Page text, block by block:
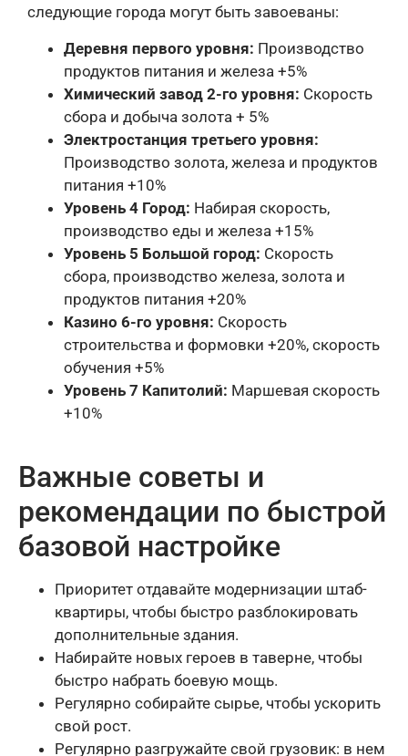
следующие города могут быть завоеваны:
Деревня первого уровня: Производство
продуктов питания и железа +5%
Химический завод 2-го уровня: Скорость
сбора и добыча золота + 5%
Электростанция третьего уровня:
Производство золота, железа и продуктов
питания +10%
Уровень 4 Город: Набирая скорость,
производство еды и железа +15%
Уровень 5 Большой город: Скорость
сбора, производство железа, золота и
продуктов питания +20%
Казино 6-го уровня: Скорость
строительства и формовки +20%, скорость
обучения +5%
Уровень 7 Капитолий: Маршевая скорость
+10%
Важные советы и
рекомендации по быстрой
базовой настройке
Приоритет отдавайте модернизации штаб-
квартиры, чтобы быстро разблокировать
дополнительные здания.
Набирайте новых героев в таверне, чтобы
быстро набрать боевую мощь.
Регулярно собирайте сырье, чтобы ускорить
свой рост.
Регулярно разгружайте свой грузовик: в нем